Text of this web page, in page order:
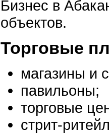
Бизнес в
объектов.
Торговые
магазины и
павильоны;
торговые
стрит-